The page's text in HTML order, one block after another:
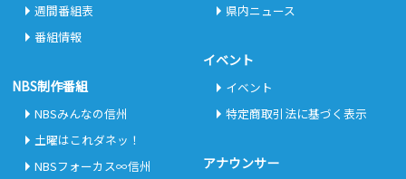
週間番組表
番組情報
NBS制作番組
NBSみんなの信州
土曜はこれダネッ！
NBSフォーカス∞信州
県内ニュース
イベント
イベント
特定商取引法に基づく表示
アナウンサー